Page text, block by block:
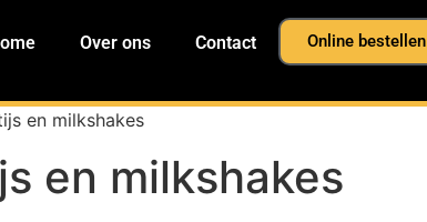
Over ons Contact Online bestellen
en milkshakes
en milkshakes